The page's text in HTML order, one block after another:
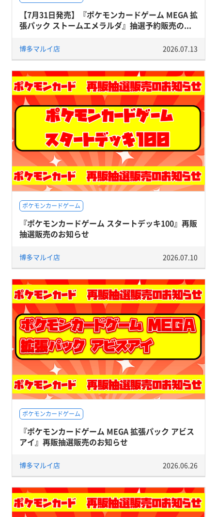
【7月31日発売】『ポケモンカードゲーム MEGA 拡
張パック ストームエメラルダ』抽選予約販売の...
博多マルイ店 2026.07.13
ポケモンカードゲーム
『ポケモンカードゲーム スタートデッキ100』再販
抽選販売のお知らせ
博多マルイ店 2026.07.10
ポケモンカードゲーム
『ポケモンカードゲーム MEGA 拡張パック アビス
アイ』再販抽選販売のお知らせ
博多マルイ店 2026.06.26